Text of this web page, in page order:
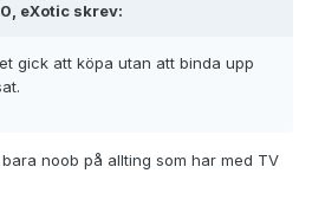
eXotic skrev:
gick att köpa utan att binda upp
noob på allting som har med TV